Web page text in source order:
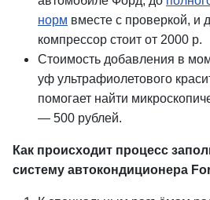
норм вместе с проверкой, и
компрессор стоит от 2000 р.
Стоимость добавления в
уф ультрафиолетового
помогает найти
— 500 рублей.
Как происходит процесс
систему автокондиционера